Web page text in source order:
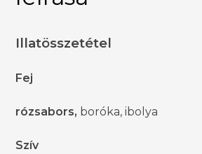
Illatösszetétel
Fej
rózsabors, boróka, ibolya
Szív